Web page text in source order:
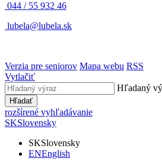
044 / 55 932 46
lubela@lubela.sk
Verzia pre seniorov Mapa webu RSS
Vytlačiť
Hľadaný
Hľadať
rozšírené vyhľadávanie
SKSlovensky
SKSlovensky
ENEnglish